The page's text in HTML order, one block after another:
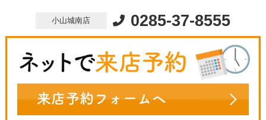
小山城南店 0285-37-8555